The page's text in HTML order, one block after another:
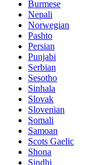
Burmese
Nepali
Norwegian
Pashto
Persian
Punjabi
Serbian
Sesotho
Sinhala
Slovak
Slovenian
Somali
Samoan
Scots Gaelic
Shona
Sindhi